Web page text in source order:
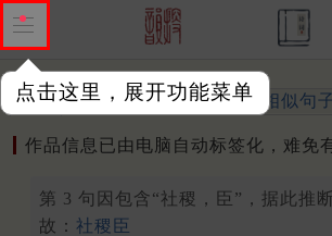
点击这里，展开功能菜单
作品 标注四声 出处、引用 相似句
作品信息已由电脑自动标签化，难免
第 3 句因包含“社稷，臣”，据此推
故： 社稷臣